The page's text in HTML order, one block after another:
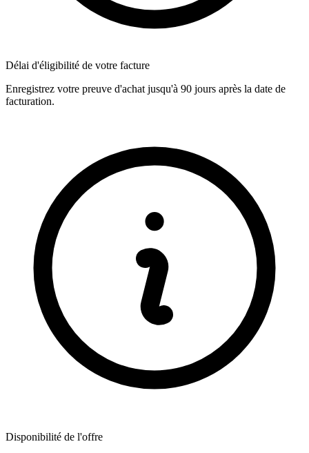
Délai d'éligibilité de votre facture
Enregistrez votre preuve d'achat jusqu'à 90 jours après la date de
facturation.
Disponibilité de l'offre